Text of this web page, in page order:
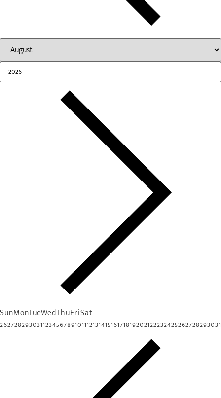
SunMonTueWedThuFriSat
26272829303112345678910111213141516171819202122232425262728293031